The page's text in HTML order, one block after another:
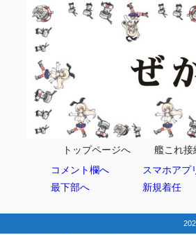
トップページへ
コメント欄へ
最下部へ
艦これ接
スマホアプ
新規着任
第一海
第二海
2.1 特効
2.2 特効
第三海